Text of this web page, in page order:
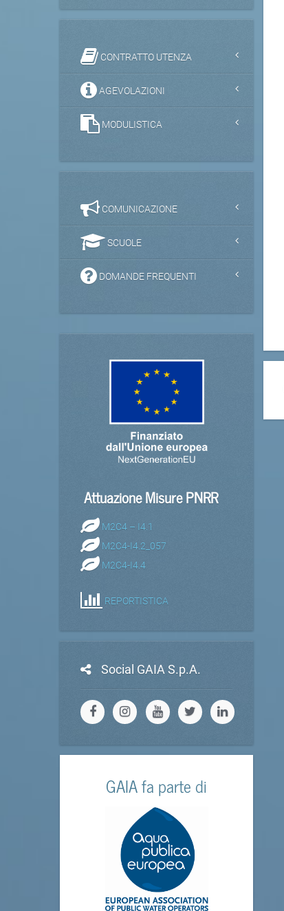
CONTRATTO UTENZA
AGEVOLAZIONI
MODULISTICA
COMUNICAZIONE
SCUOLE
DOMANDE FREQUENTI
Attuazione Misure PNRR
M2C4 – I4.1
M2C4-I4.2_057
M2C4-I4.4
REPORTISTICA
Social GAIA S.p.A.
GAIA fa parte di